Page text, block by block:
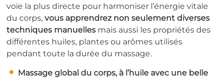
voie la plus directe pour harmoniser l’énergie vitale
du corps,vous apprendrez non seulement diverses
techniques manuelles mais aussi les propriétés des
différentes huiles, plantes ou arômes utilisés
pendant toute la durée du massage.
Massage global du corps, à l’huile avec une belle